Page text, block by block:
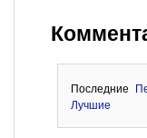
Последние
Лучшие